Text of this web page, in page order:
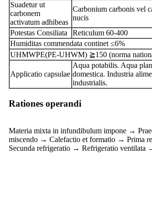
Suadetur ut
carbonem
activatum adhibeas
Carbonium carbonis vel
nucis
Potestas Consiliata
Reticulum 60-400
Humiditas commendata continet ≤6%
UHMWPE(PE-UHWM) ≧150 (norma
Applicatio capsulae
Aqua potabilis. Aqua
domestica. Industria
industrialis.
Rationes operandi
Materia mixta in infundibulum impone →
miscendo → Calefactio et formatio → Prima
Secunda refrigeratio → Refrigeratio ventilata